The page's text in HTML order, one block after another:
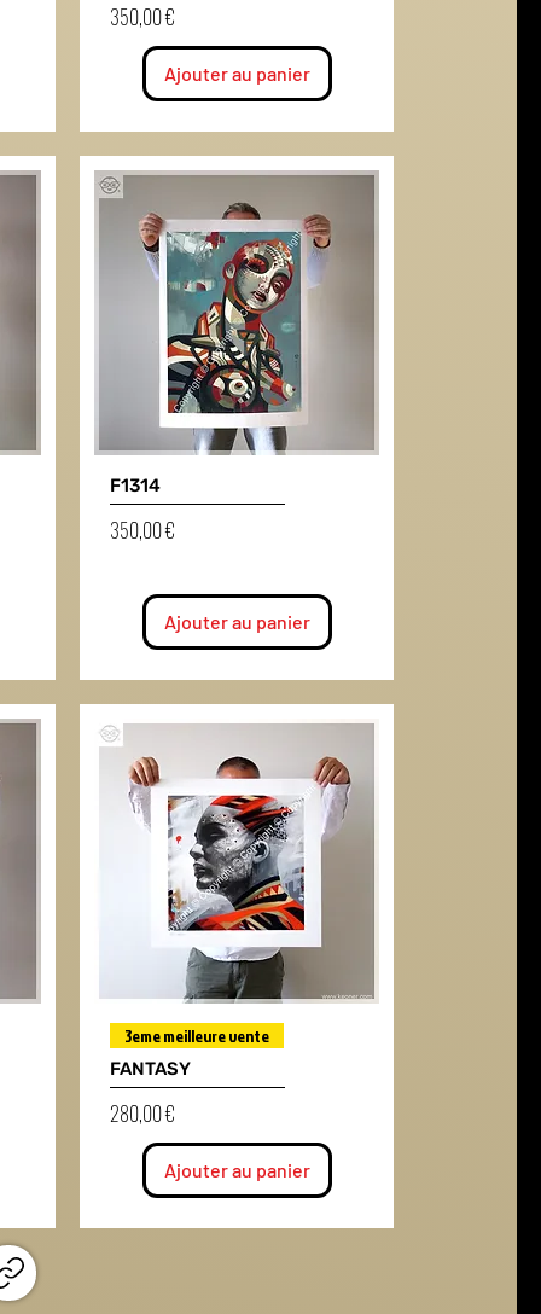
Prix
350,00 €
Ajouter au panier
F1314
Prix
350,00 €
Ajouter au panier
3eme meilleure vente
FANTASY
Prix
280,00 €
Ajouter au panier